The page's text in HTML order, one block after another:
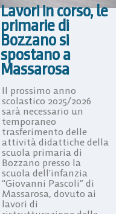
Lavori in corso, le
primarie di
Bozzano si
spostano a
Massarosa
Il prossimo anno
scolastico 2025/2026
sarà necessario un
temporaneo
trasferimento delle
attività didattiche della
scuola primaria di
Bozzano presso la
scuola dell’infanzia
“Giovanni Pascoli” di
Massarosa, dovuto ai
lavori di